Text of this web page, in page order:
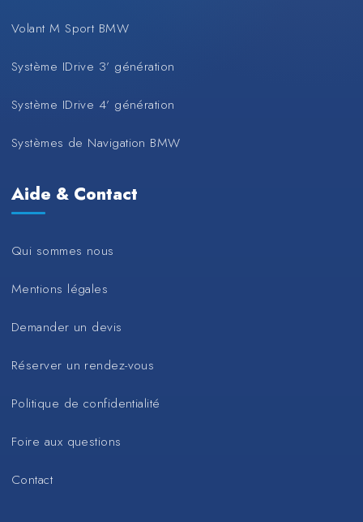
Volant M Sport BMW
Système IDrive 3’ génération
Système IDrive 4’ génération
Systèmes de Navigation BMW
Aide & Contact
Qui sommes nous
Mentions légales
Demander un devis
Réserver un rendez-vous
Politique de confidentialité
Foire aux questions
Contact